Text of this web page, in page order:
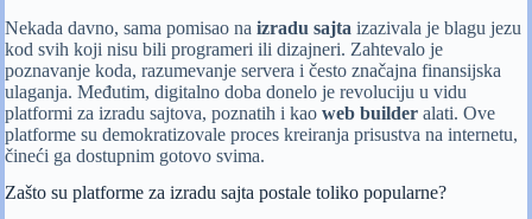
Nekada davno, sama pomisao na izradu sajta izazivala je blagu jezu
kod svih koji nisu bili programeri ili dizajneri. Zahtevalo je
poznavanje koda, razumevanje servera i često značajna finansijska
ulaganja. Međutim, digitalno doba donelo je revoluciju u vidu
platformi za izradu sajtova, poznatih i kao web builder alati. Ove
platforme su demokratizovale proces kreiranja prisustva na internetu,
čineći ga dostupnim gotovo svima.
Zašto su platforme za izradu sajta postale toliko popularne?